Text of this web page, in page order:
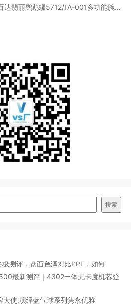
翡丽鹦鹉螺5712/1A-001多功能腕表
搜索
测评，盘面色泽对比PPF，如何
最新测评｜4302一体无卡度机芯登
大使,演绎蓝气球系列隽永优雅